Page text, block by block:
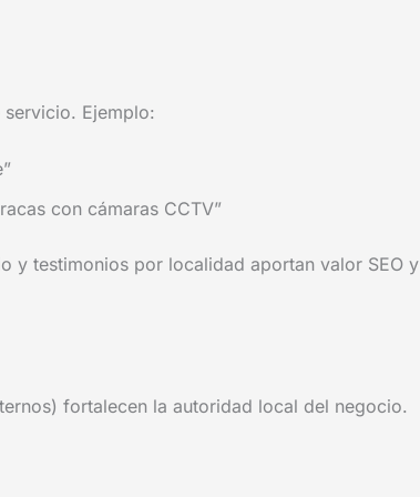
Ejemplo:
con cámaras CCTV”
y testimonios por localidad aportan valor SEO y
fortalecen la autoridad local del negocio.